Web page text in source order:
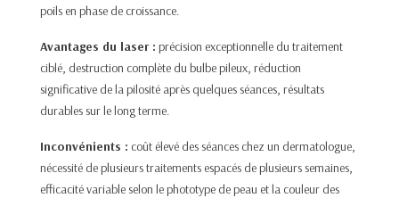
poils en phase de croissance.​
Avantages du laser : précision exceptionnelle du traitement
ciblé, destruction complète du bulbe pileux, réduction
significative de la pilosité après quelques séances, résultats
durables sur le long terme.
Inconvénients : coût élevé des séances chez un dermatologue,
nécessité de plusieurs traitements espacés de plusieurs semaines,
efficacité variable selon le phototype de peau et la couleur des